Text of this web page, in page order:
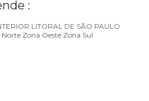
:
LITORAL DE SÃO PAULO
Norte Zona Oeste Zona Sul